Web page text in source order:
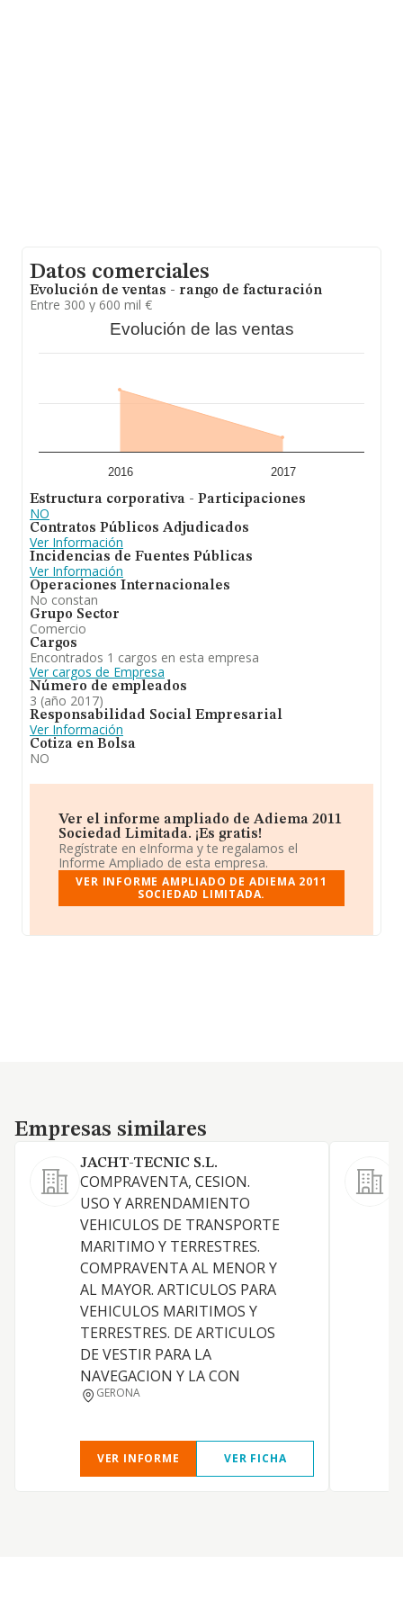
Datos comerciales
Evolución de ventas - rango de facturación
Entre 300 y 600 mil €
Evolución de las ventas
2016 2017
Estructura corporativa - Participaciones
NO
Contratos Públicos Adjudicados
Ver Información
Incidencias de Fuentes Públicas
Ver Información
Operaciones Internacionales
No constan
Grupo Sector
Comercio
Cargos
Encontrados 1 cargos en esta empresa
Ver cargos de Empresa
Número de empleados
3 (año 2017)
Responsabilidad Social Empresarial
Ver Información
Cotiza en Bolsa
NO
Ver el informe ampliado de Adiema 2011
Sociedad Limitada. ¡Es gratis!
Regístrate en eInforma y te regalamos el
Informe Ampliado de esta empresa.
VER INFORME AMPLIADO DE ADIEMA 2011
SOCIEDAD LIMITADA.
Empresas similares
Empresas similares
JACHT-TECNIC S.L.
COMPRAVENTA, CESION.
USO Y ARRENDAMIENTO
VEHICULOS DE TRANSPORTE
MARITIMO Y TERRESTRES.
COMPRAVENTA AL MENOR Y
AL MAYOR. ARTICULOS PARA
VEHICULOS MARITIMOS Y
TERRESTRES. DE ARTICULOS
DE VESTIR PARA LA
NAVEGACION Y LA CON
GERONA
VER INFORME VER FICHA